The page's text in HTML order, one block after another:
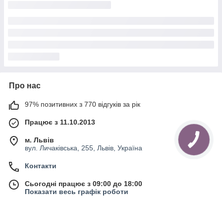
Про нас
97% позитивних з 770 відгуків за рік
Працює з 11.10.2013
м. Львів
вул. Личаківська, 255, Львів, Україна
Контакти
Сьогодні працює з 09:00 до 18:00
Показати весь графік роботи
КНОПКА
ЗВ'ЯЗКУ